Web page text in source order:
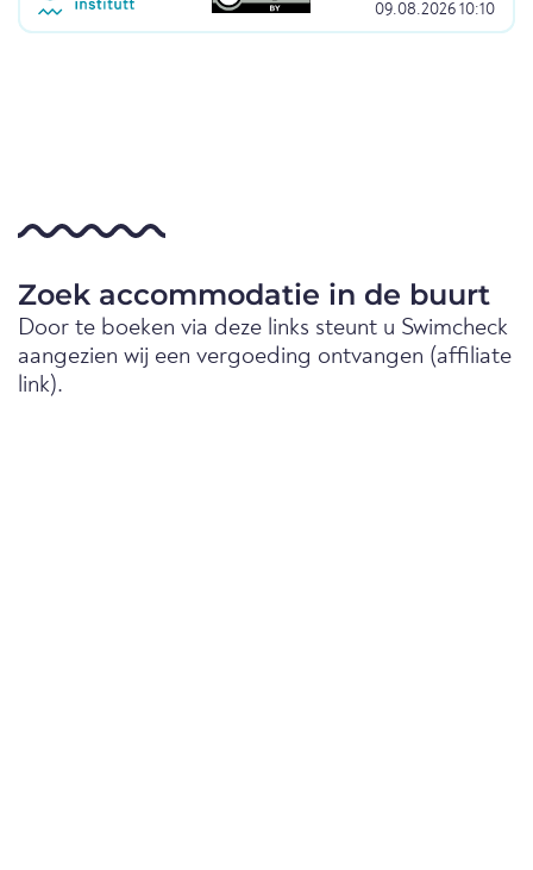
09.08.2026 10:10
Zoek accommodatie in de buurt
Door te boeken via deze links steunt u Swimcheck
aangezien wij een vergoeding ontvangen (affiliate
link).